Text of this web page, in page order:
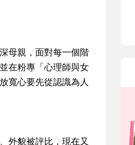
母親，面對每一個階
在粉專「心理師與女
寬心要先從認識為人
外貌被評比，現在又